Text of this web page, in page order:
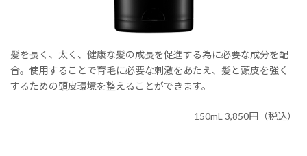
髪を長く、太く、健康な髪の成長を促進する為に必要な成分を配
合。使用することで育毛に必要な刺激をあたえ、髪と頭皮を強く
するための頭皮環境を整えることができます。
150mL 3,850円（税込）